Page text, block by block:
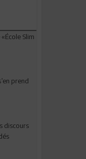
Slim
prend
discours